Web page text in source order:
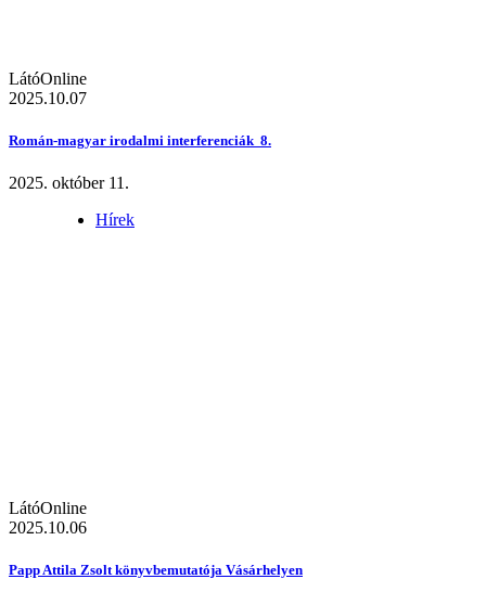
LátóOnline
2025.10.07
Román-magyar irodalmi interferenciák 8.
2025. október 11.
Hírek
LátóOnline
2025.10.06
Papp Attila Zsolt könyvbemutatója Vásárhelyen